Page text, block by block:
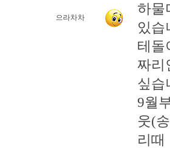
으라차차
하물
있습
테
짜리
싶습
9월
웃(
리때